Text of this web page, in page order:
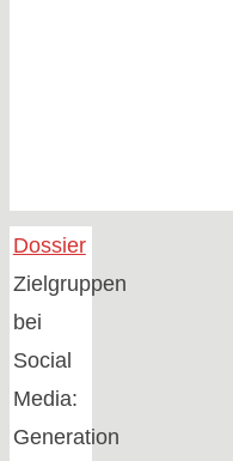
Home
Dossier
Zielgruppen
bei
Social
Media:
Generation